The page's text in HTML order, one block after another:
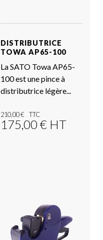
DISTRIBUTRICE
TOWA AP65-100
La SATO Towa AP65-
100 est une pince à
distributrice légère...
210,00€
175,00€ HT